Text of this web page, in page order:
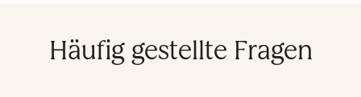
Häufig gestellte Fragen